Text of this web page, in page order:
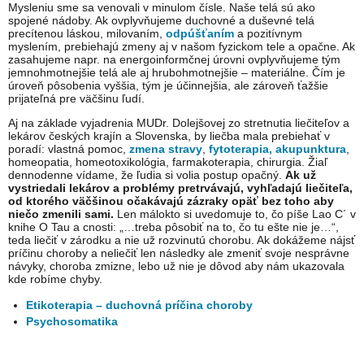
Mysleniu sme sa venovali v minulom čísle. Naše telá sú ako
spojené nádoby. Ak ovplyvňujeme duchovné a duševné telá
precítenou láskou, milovaním, odpúšťaním a pozitívnym
myslením, prebiehajú zmeny aj v našom fyzickom tele a opačne. Ak
zasahujeme napr. na energoinformčnej úrovni ovplyvňujeme tým
jemnohmotnejšie telá ale aj hrubohmotnejšie – materiálne. Čím je
úroveň pôsobenia vyššia, tým je účinnejšia, ale zároveň ťažšie
prijateľná pre väčšinu ľudí.
Aj na základe vyjadrenia MUDr. Dolejšovej zo stretnutia liečiteľov a
lekárov českých krajín a Slovenska, by liečba mala prebiehať v
poradí: vlastná pomoc, zmena stravy fytoterapia, akupunktura
homeopatia, homeotoxikológia, farmakoterapia, chirurgia. Žiaľ
dennodenne vídame, že ľudia si volia postup opačný. Ak už
vystriedali lekárov a problémy pretrvávajú, vyhľadajú liečiteľa,
od ktorého väčšinou očakávajú zázraky opäť bez toho aby
niečo zmenili sami. Len málokto si uvedomuje to, čo píše Lao C´ v
knihe O Tau a cnosti: „…treba pôsobiť na to, čo tu ešte nie je…“,
teda liečiť v zárodku a nie už rozvinutú chorobu. Ak dokážeme nájsť
príčinu choroby a neliečiť len následky ale zmeniť svoje nesprávne
návyky, choroba zmizne, lebo už nie je dôvod aby nám ukazovala
kde robíme chyby.
Etikoterapia – duchovná príčina choroby
Psychosomatika